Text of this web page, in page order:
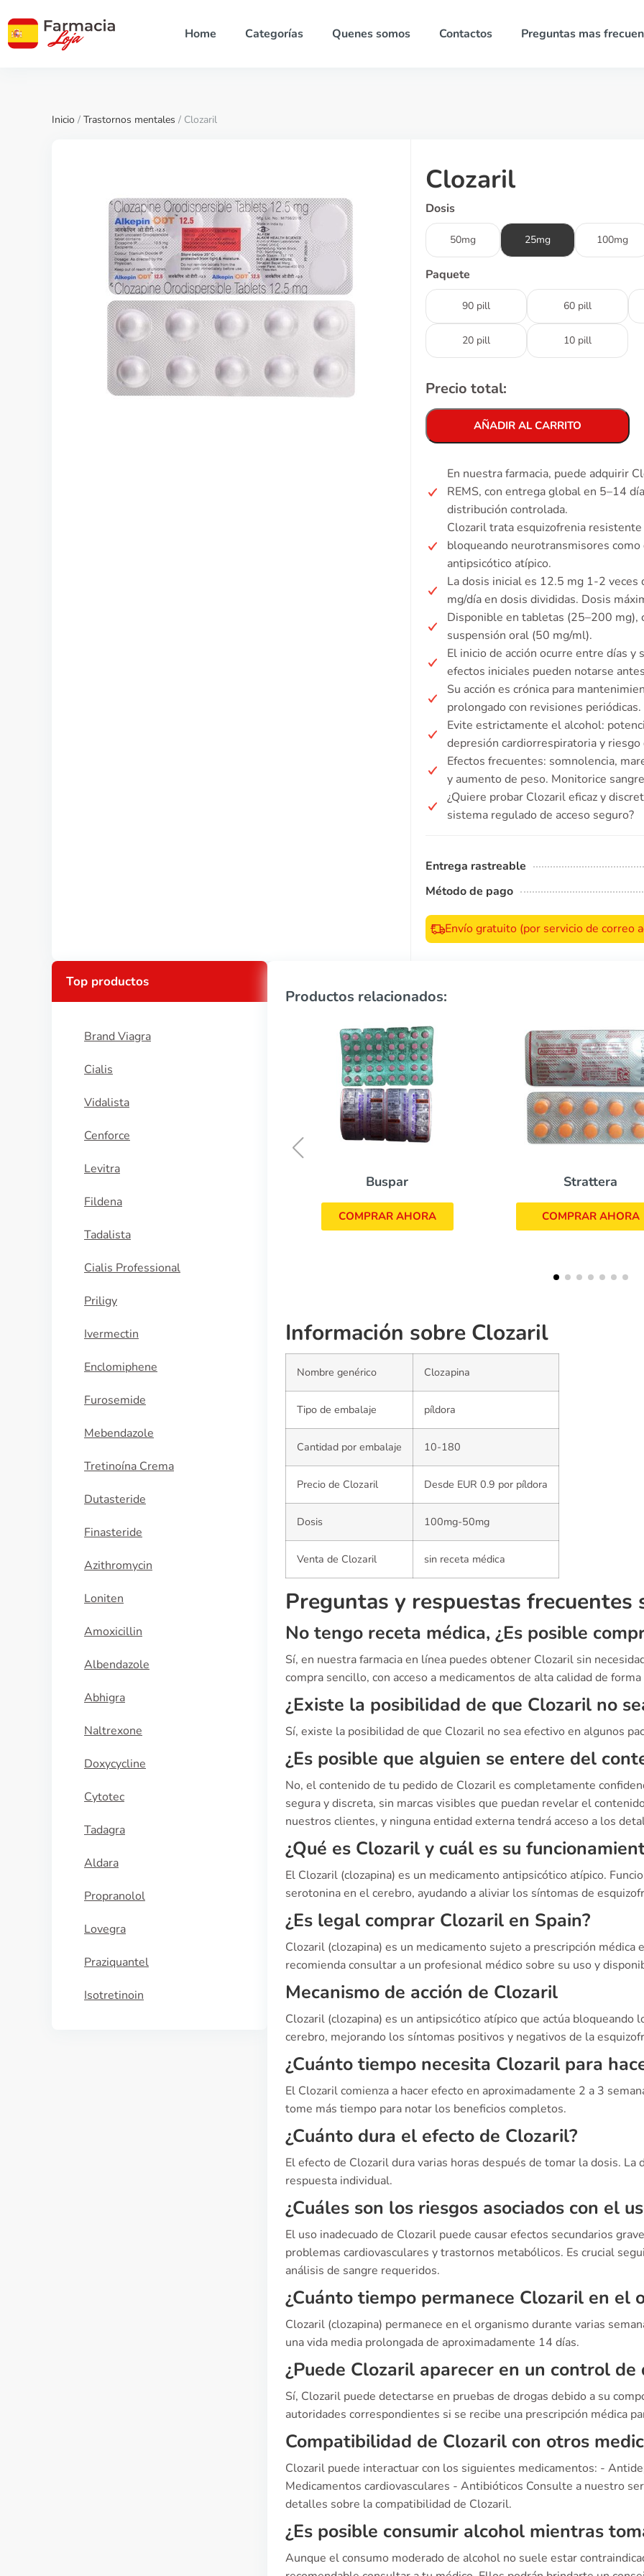
Home Categorías Quenes somos Contactos Preguntas mas
Inicio / Trastornos mentales / Clozaril
Clozaril
Dosis
50mg 25mg 100mg
Paquete
90 pill 60 pill
20 pill 10 pill
Precio total:
AÑADIR AL CARRITO
En nuestra farmacia, puede adquirir
REMS, con entrega global en 5–14
distribución controlada.
Clozaril trata esquizofrenia
bloqueando neurotransmisores
antipsicótico atípico.
La dosis inicial es 12.5 mg 1-2
mg/día en dosis divididas. Dosis
Disponible en tabletas (25–200
suspensión oral (50 mg/ml).
El inicio de acción ocurre entre días
efectos iniciales pueden notarse
Su acción es crónica para
prolongado con revisiones periódicas.
Evite estrictamente el alcohol:
depresión cardiorrespiratoria y riesgo
Efectos frecuentes: somnolencia,
y aumento de peso. Monitorice
¿Quiere probar Clozaril eficaz y
sistema regulado de acceso seguro?
Entrega rastreable
Método de pago
Envío gratuito (por servicio de correo
Top productos
Brand Viagra
Cialis
Vidalista
Cenforce
Levitra
Fildena
Tadalista
Cialis Professional
Priligy
Ivermectin
Enclomiphene
Furosemide
Mebendazole
Tretinoína Crema
Dutasteride
Finasteride
Azithromycin
Loniten
Amoxicillin
Albendazole
Abhigra
Naltrexone
Doxycycline
Cytotec
Tadagra
Aldara
Propranolol
Lovegra
Praziquantel
Isotretinoin
Productos relacionados:
Strattera
COMPRAR AHORA
Lithobid
COMPRAR AHORA
Información sobre Clozaril
Nombre genérico Clozapina
Tipo de embalaje píldora
Cantidad por embalaje 10-180
Precio de Clozaril Desde EUR 0.9 por píldora
Dosis 100mg-50mg
Venta de Clozaril sin receta médica
Preguntas y respuestas frecuentes
No tengo receta médica, ¿Es posible
Sí, en nuestra farmacia en línea puedes obtener Clozaril sin
compra sencillo, con acceso a medicamentos de alta calidad de
¿Existe la posibilidad de que Clozaril no
Sí, existe la posibilidad de que Clozaril no sea efectivo en algunos
¿Es posible que alguien se entere del
No, el contenido de tu pedido de Clozaril es completamente
segura y discreta, sin marcas visibles que puedan revelar el
nuestros clientes, y ninguna entidad externa tendrá acceso a los
¿Qué es Clozaril y cuál es su
El Clozaril (clozapina) es un medicamento antipsicótico atípico.
serotonina en el cerebro, ayudando a aliviar los síntomas de
¿Es legal comprar Clozaril en Spain?
Clozaril (clozapina) es un medicamento sujeto a prescripción médica
recomienda consultar a un profesional médico sobre su uso y
Mecanismo de acción de Clozaril
Clozaril (clozapina) es un antipsicótico atípico que actúa
cerebro, mejorando los síntomas positivos y negativos de la
¿Cuánto tiempo necesita Clozaril para
El Clozaril comienza a hacer efecto en aproximadamente 2 a 3
tome más tiempo para notar los beneficios completos.
¿Cuánto dura el efecto de Clozaril?
El efecto de Clozaril dura varias horas después de tomar la dosis. La
respuesta individual.
¿Cuáles son los riesgos asociados con el
El uso inadecuado de Clozaril puede causar efectos secundarios
problemas cardiovasculares y trastornos metabólicos. Es crucial
análisis de sangre requeridos.
¿Cuánto tiempo permanece Clozaril en el
Clozaril (clozapina) permanece en el organismo durante varias
una vida media prolongada de aproximadamente 14 días.
¿Puede Clozaril aparecer en un control de
Sí, Clozaril puede detectarse en pruebas de drogas debido a su
autoridades correspondientes si se recibe una prescripción médica
Compatibilidad de Clozaril con otros
Clozaril puede interactuar con los siguientes medicamentos: -
Medicamentos cardiovasculares - Antibióticos Consulte a nuestro
detalles sobre la compatibilidad de Clozaril.
¿Es posible consumir alcohol mientras
Aunque el consumo moderado de alcohol no suele estar